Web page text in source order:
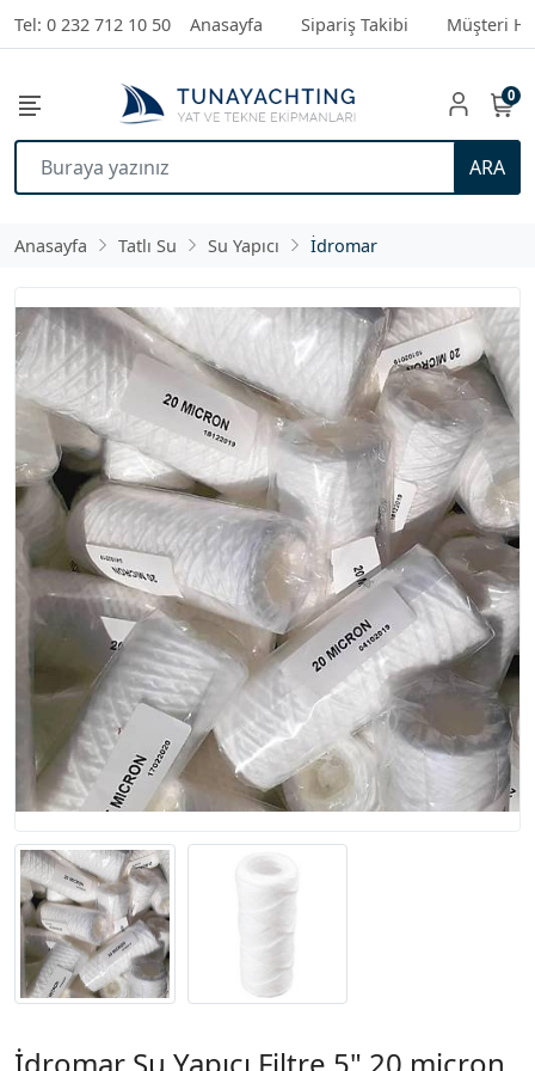
Tel: 0 232 712 10 50 Anasayfa Sipariş Takibi Müşteri
ARA
0
Anasayfa Tatlı Su Su Yapıcı İdromar